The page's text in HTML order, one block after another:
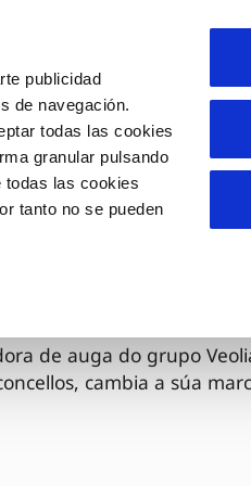
publicidad
de navegación.
todas las cookies
granular pulsando
todas las cookies
tanto no se pueden
DATOS
do cliente)
de auga do grupo
cambia a súa